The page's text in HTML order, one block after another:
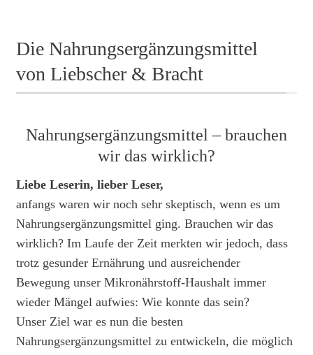
Die Nahrungsergänzungsmittel
von Liebscher & Bracht
Nahrungsergänzungsmittel – brauchen
wir das wirklich?
Liebe Leserin, lieber Leser,
anfangs waren wir noch sehr skeptisch, wenn es um
Nahrungsergänzungsmittel ging. Brauchen wir das
wirklich? Im Laufe der Zeit merkten wir jedoch, dass
trotz gesunder Ernährung und ausreichender
Bewegung unser Mikronährstoff-Haushalt immer
wieder Mängel aufwies: Wie konnte das sein?
Unser Ziel war es nun die besten
Nahrungsergänzungsmittel zu entwickeln, die möglich